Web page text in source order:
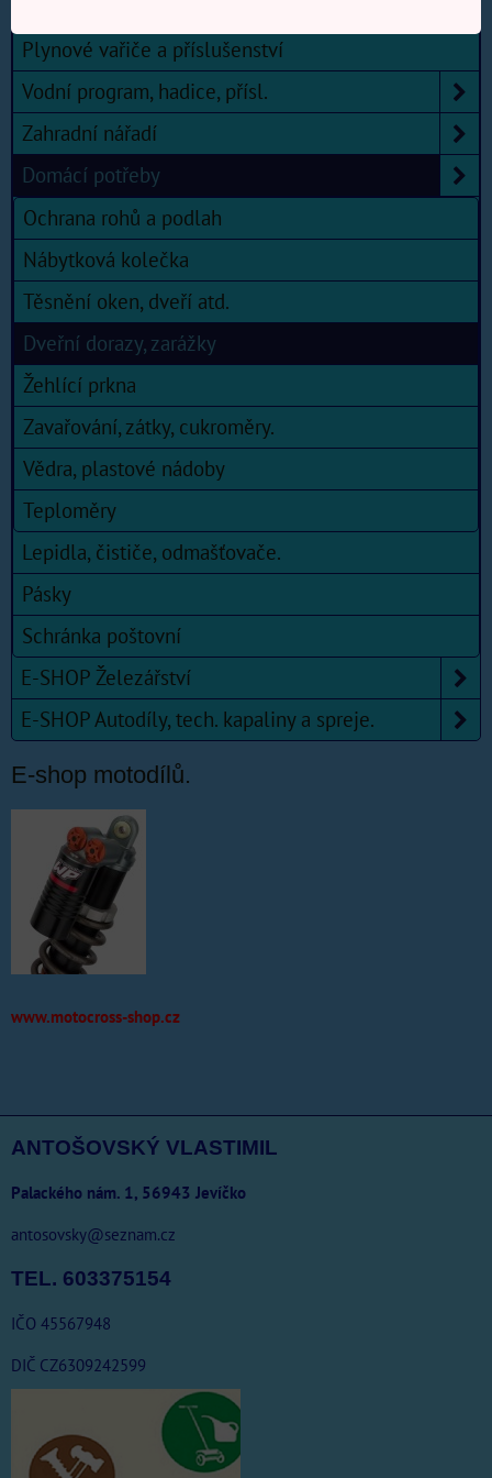
Plynové vařiče a příslušenství
Vodní program, hadice, přísl.
Zahradní nářadí
Domácí potřeby
Ochrana rohů a podlah
Nábytková kolečka
Těsnění oken, dveří atd.
Dveřní dorazy, zarážky
Žehlící prkna
Zavařování, zátky, cukroměry.
Vědra, plastové nádoby
Teploměry
Lepidla, čističe, odmašťovače.
Pásky
Schránka poštovní
E-SHOP Železářství
E-SHOP Autodíly, tech. kapaliny a spreje.
E-shop motodílů.
www.motocross-shop.cz
ANTOŠOVSKÝ VLASTIMIL
Palackého nám. 1, 56943 Jevíčko
antosovsky@seznam.cz
TEL. 603375154
IČO 45567948
DIČ CZ6309242599